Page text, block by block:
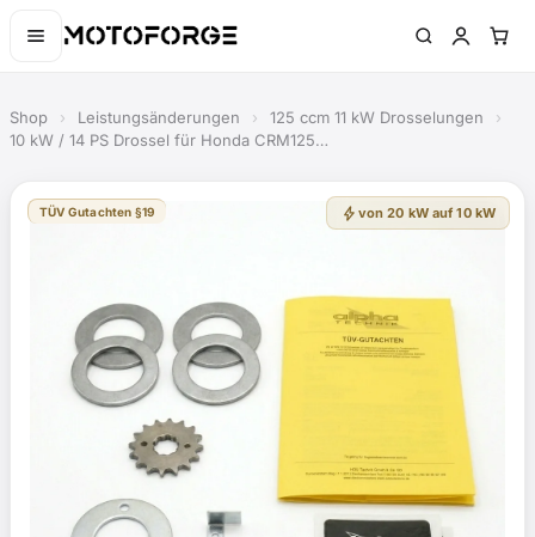
Shop › Leistungsänderungen › 125 ccm 11 kW Drosselungen
›
10 kW / 14 PS Drossel für Honda CRM125…
TÜV Gutachten §19 bolt von 20 kW auf 10 kW